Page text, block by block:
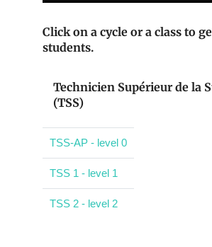
Click on a cycle or a class to
students.
Technicien Supérieur de la
(TSS)
TSS-AP - level 0
TSS 1 - level 1
TSS 2 - level 2